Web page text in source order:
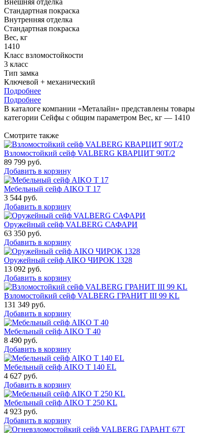
Стандартная покраска
Внутренняя отделка
Стандартная покраска
Вес, кг
1410
Класс взломостойкости
3 класс
Тип замка
Ключевой + механический
Подробнее
Подробнее
В каталоге компании «Металайн» представлены товары
категории Сейфы с общим параметром Вес, кг — 1410
Смотрите также
Взломостойкий сейф VALBERG КВАРЦИТ 90Т/2
89 799 руб.
Добавить в корзину
Мебельный сейф AIKO Т 17
3 544 руб.
Добавить в корзину
Оружейный сейф VALBERG САФАРИ
63 350 руб.
Добавить в корзину
Оружейный сейф AIKO ЧИРОК 1328
13 092 руб.
Добавить в корзину
Взломостойкий сейф VALBERG ГРАНИТ III 99 KL
131 349 руб.
Добавить в корзину
Мебельный сейф AIKO Т 40
8 490 руб.
Добавить в корзину
Мебельный сейф AIKO T 140 EL
4 627 руб.
Добавить в корзину
Мебельный сейф AIKO T 250 KL
4 923 руб.
Добавить в корзину